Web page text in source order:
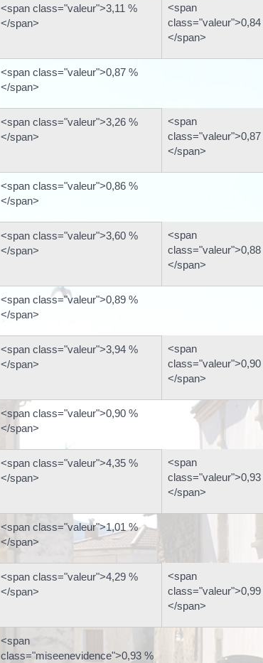
<span class="valeur">3,11 %
</span>
<span
class="valeur">0,84
</span>
<span class="valeur">0,87 %
</span>
<span class="valeur">3,26 %
</span>
<span
class="valeur">0,87
</span>
<span class="valeur">0,86 %
</span>
<span class="valeur">3,60 %
</span>
<span
class="valeur">0,88
</span>
<span class="valeur">0,89 %
</span>
<span class="valeur">3,94 %
</span>
<span
class="valeur">0,90
</span>
<span class="valeur">0,90 %
</span>
<span class="valeur">4,35 %
</span>
<span
class="valeur">0,93
</span>
<span class="valeur">1,01 %
</span>
<span class="valeur">4,29 %
</span>
<span
class="valeur">0,99
</span>
<span
class="miseenevidence">0,93 %